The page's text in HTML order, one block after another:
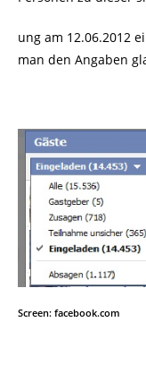
ung am 12.06.2012
man den Angaben
Screen: facebook.com